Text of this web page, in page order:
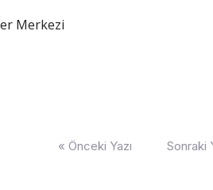
Merkezi
« Önceki Yazı Sonraki